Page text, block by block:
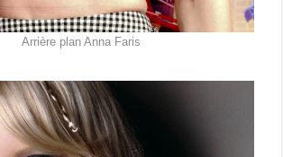
Arrière plan Anna Faris